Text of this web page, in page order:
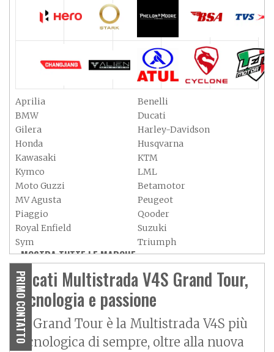
Aprilia
Benelli
BMW
Ducati
Gilera
Harley-Davidson
Honda
Husqvarna
Kawasaki
KTM
Kymco
LML
Moto Guzzi
Betamotor
MV Agusta
Peugeot
Piaggio
Qooder
Royal Enfield
Suzuki
Sym
Triumph
Vespa
Yamaha
Adiva
Adly
Aeon
Aspes
Axy
Baotian
MOSTRA TUTTE LE MARCHE »
PRIMO CONTATTO
Ducati Multistrada V4S Grand Tour,
tecnologia e passione
La Grand Tour è la Multistrada V4S più
tecnologica di sempre, oltre alla nuova